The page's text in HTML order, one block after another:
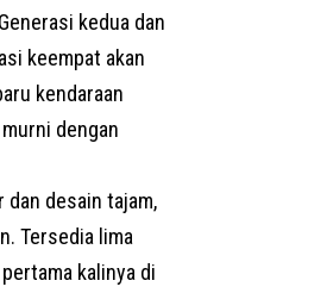
kedua dan
keempat akan
kendaraan
dengan
desain tajam,
Tersedia lima
kalinya di